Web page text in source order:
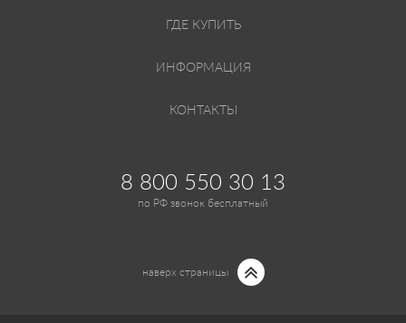
ГДЕ КУПИТЬ
ИНФОРМАЦИЯ
КОНТАКТЫ
8 800 550 30 13
по РФ звонок бесплатный
наверх страницы